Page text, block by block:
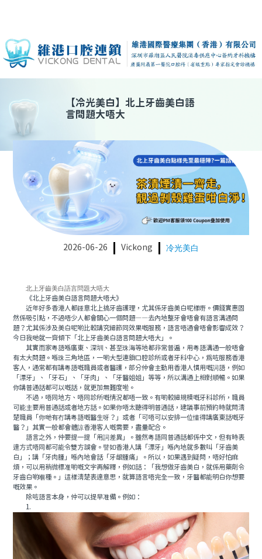
【冷光美白】 北上牙齒美白語
言問題大唔大
2026-06-26 Vickong 冷光美白
北上牙齒美白語言問題大唔大
《北上牙齒美白語言問題大唔大》
近年好多香港人都鍾意北上搞牙齒護理，尤其係牙齒美白呢樣嘢。價錢實惠固
然係吸引點，不過唔少人都會關心一個問題——去內地整牙會唔會有語言溝通問
題？尤其係涉及美白呢啲比較講究細節同效果嘅服務，語言唔通會唔會影響成效？
今日我哋就一齊傾下「北上牙齒美白語言問題大唔大」。
其實而家粵語喺廣東、深圳、甚至珠海等地都非常普遍，用粵語溝通一般唔會
有太大問題。喺珠三角地區，一啲大型連鎖口腔診所或者牙科中心，爲咗服務香港
客人，通常都有講粵語嘅職員或者醫護，部分仲會主動用香港人慣用嘅詞語，例如
「漂牙」、「牙石」、「牙肉」、「牙醫姐姐」等等，所以溝通上相對順暢。如果
你講普通話都可以嘅話，就更加無難度啦。
不過，唔同地方、唔同診所嘅情況都唔一致。有啲較細規模嘅牙科診所，職員
可能主要用普通話或者地方話。如果你唔太聽得明普通話，建議事前預約時就問清
楚職員「你哋有冇講粵語嘅醫生呀？」或者「可唔可以安排一位懂得講廣東話嘅牙
醫？」其實一般都會體諒香港客人嘅需要，盡量配合。
語言之外，仲要提一提「用詞差異」。雖然粵語同普通話都係中文，但有時表
達方式唔同都可能令雙方誤會。譬如香港人講「漂牙」喺內地就多數叫「牙齒美
白」；講「牙肉腫」喺內地會話「牙龈腫痛」。所以，如果遇到疑問，唔好怕麻
煩，可以用稍微標准啲嘅文字再解釋，例如話：「我想做牙齒美白，就係用藥劑令
牙齒白啲嗰種。」這樣清楚表達意思，就算語言唔完全一致，牙醫都能明白你想要
嘅效果。
除咗語言本身，仲可以提早准備。例如：
1.